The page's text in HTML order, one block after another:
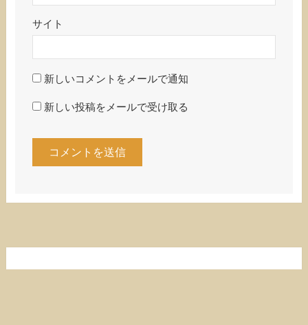
サイト
新しいコメントをメールで通知
新しい投稿をメールで受け取る